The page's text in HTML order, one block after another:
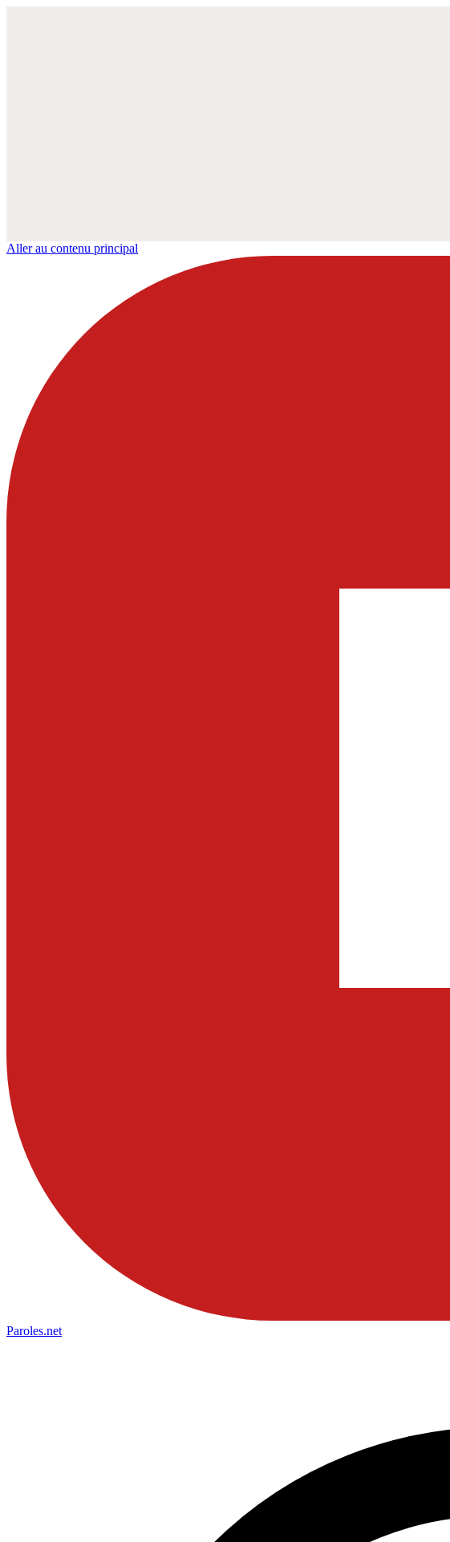
Aller au contenu principal
Paroles.net